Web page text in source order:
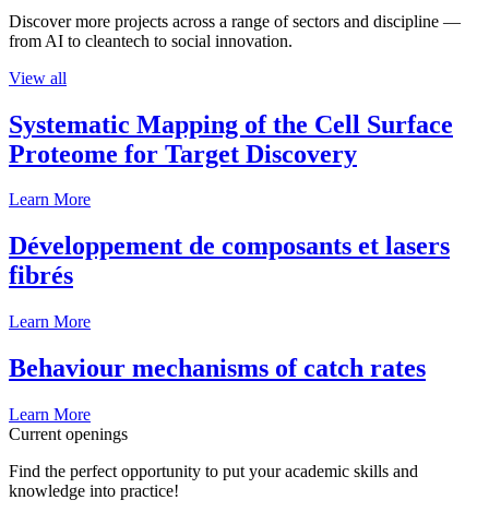
Discover more projects across a range of sectors and discipline —
from AI to cleantech to social innovation.
View all
Systematic Mapping of the Cell Surface
Proteome for Target Discovery
Learn More
Développement de composants et lasers
fibrés
Learn More
Behaviour mechanisms of catch rates
Learn More
Current openings
Find the perfect opportunity to put your academic skills and
knowledge into practice!